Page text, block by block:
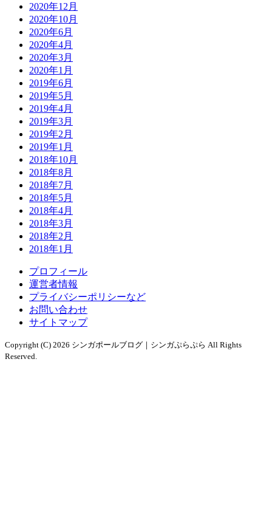
2020年12月
2020年10月
2020年6月
2020年4月
2020年3月
2020年1月
2019年6月
2019年5月
2019年4月
2019年3月
2019年2月
2019年1月
2018年10月
2018年8月
2018年7月
2018年5月
2018年4月
2018年3月
2018年2月
2018年1月
プロフィール
運営者情報
プライバシーポリシーなど
お問い合わせ
サイトマップ
Copyright (C) 2026 シンガポールブログ｜シンガぷらぷら All Rights
Reserved.